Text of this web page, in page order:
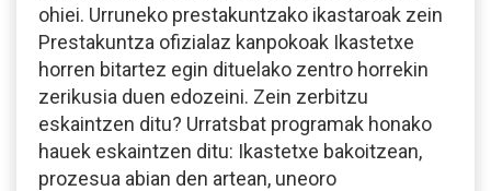
ohiei. Urruneko prestakuntzako ikastaroak zein
Prestakuntza ofizialaz kanpokoak Ikastetxe
horren bitartez egin dituelako zentro horrekin
zerikusia duen edozeini. Zein zerbitzu
eskaintzen ditu? Urratsbat programak honako
hauek eskaintzen ditu: Ikastetxe bakoitzean,
prozesua abian den artean, uneoro